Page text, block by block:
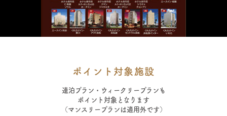
ポイント対象施設
連泊プラン・ウィークリープランも
ポイント対象となります
（マンスリープランは適用外です）